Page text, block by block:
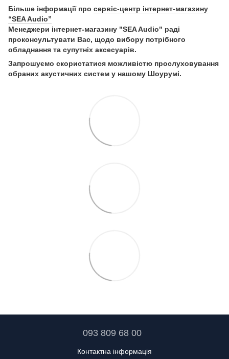
Більше інформації про сервіс-центр інтернет-магазину
“SEA Audio”
Менеджери інтернет-магазину "SEA Audio" раді
проконсультувати Вас, щодо вибору потрібного
обладнання та супутніх аксесуарів.
Запрошуємо скористатися можливістю прослуховування
обраних акустичних систем у нашому Шоурумі.
093 809 68 00
Контактна інформація